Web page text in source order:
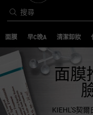
搜尋
Main content
面膜 早C晚A 清潔卸妝
面
KIEHL'S契